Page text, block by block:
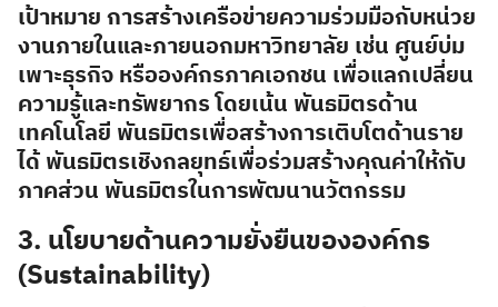
เป้าหมาย การสร้างเครือข่ายความร่วมมือกับหน่วย
งานภายในและภายนอกมหาวิทยาลัย เช่น ศูนย์บ่ม
เพาะธุรกิจ หรือองค์กรภาคเอกชน เพื่อแลกเปลี่ยน
ความรู้และทรัพยากร โดยเน้น พันธมิตรด้าน
เทคโนโลยี พันธมิตรเพื่อสร้างการเติบโตด้านราย
ได้ พันธมิตรเชิงกลยุทธ์เพื่อร่วมสร้างคุณค่าให้กับ
ภาคส่วน พันธมิตรในการพัฒนานวัตกรรม
3. นโยบายด้านความยั่งยืนขององค์กร
(Sustainability)